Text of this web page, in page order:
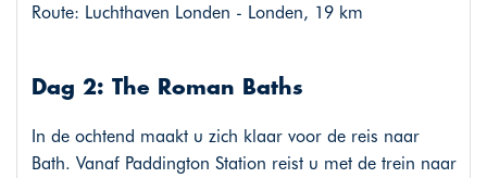
Route: Luchthaven Londen - Londen, 19 km
Dag 2: The Roman Baths
In de ochtend maakt u zich klaar voor de reis naar
Bath. Vanaf Paddington Station reist u met de trein naar